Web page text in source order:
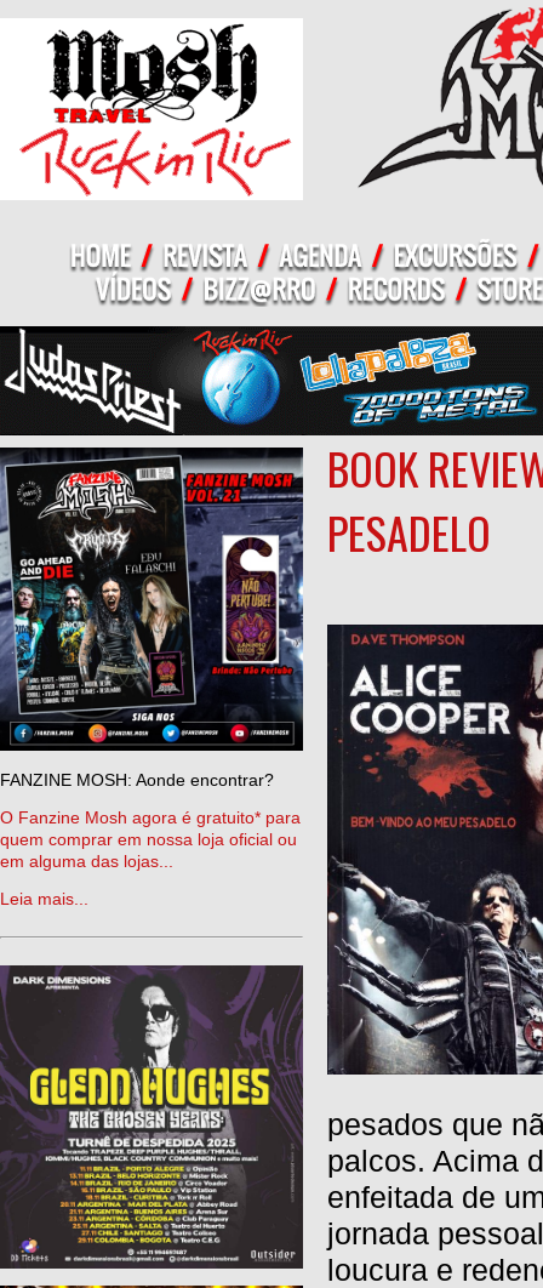
FANZINE MOSH: Aonde encontrar?
O Fanzine Mosh agora é gratuito* para
quem comprar em nossa loja oficial ou
em alguma das lojas...
Leia mais...
BOOK
PESADELO
pesados que
palcos. Acima
enfeitada de
jornada
loucura e